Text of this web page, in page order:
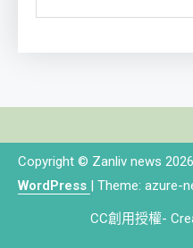
Copyright © Zanliv news 2026
WordPress | Theme: azure-
CC創用授權-